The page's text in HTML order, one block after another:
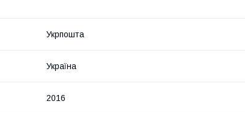
Укрпошта
Україна
2016